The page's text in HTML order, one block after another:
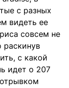
с разных
видеть ее
совсем не
раскинув
с какой
идет о 207